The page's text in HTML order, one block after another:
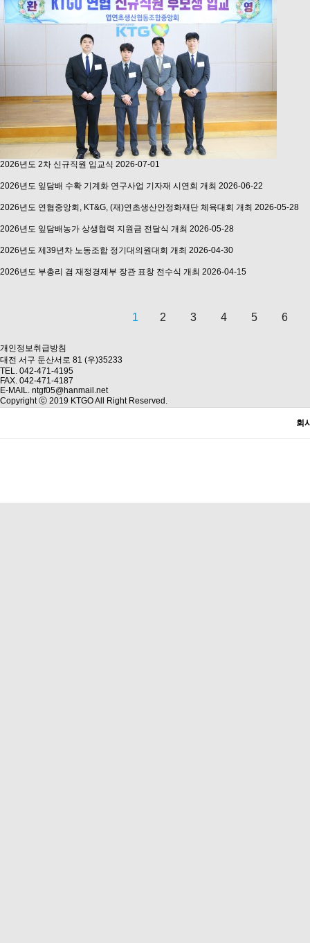
2026년도 2차 신규직원 입교식 2026-07-01
2026년도 잎담배 수확 기계화 연구사업 기자재 시연회 개최 2026-06-22
2026년도 연협중앙회, KT&G, (재)연초생산안정화재단 체육대회 개최 2026-05-28
2026년도 잎담배농가 상생협력 지원금 전달식 개최 2026-05-28
2026년도 제39년차 노동조합 정기대의원대회 개최 2026-04-30
2026년도 부총리 겸 재정경제부 장관 표창 전수식 개최 2026-04-15
1 2 3 4 5 6
개인정보취급방침
대전 서구 둔산서로 81 (우)35233
TEL. 042-471-4195
FAX. 042-471-4187
E-MAIL. ntgf05@hanmail.net
Copyright ⓒ 2019 KTGO All Right Reserved.
회